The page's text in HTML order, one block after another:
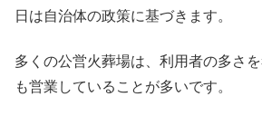
日は自治体の政策に基づきます。
多くの公営火葬場は、利用者の多さ
も営業していることが多いです。